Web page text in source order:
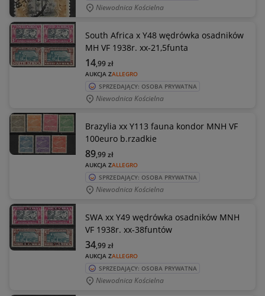
Niewodnica Kościelna
South Africa x Y48 wędrówka osadników
MH VF 1938r. xx-21,5funta
AUKCJA ZALLEGRO
14,99zł
SPRZEDAJĄCY: OSOBA PRYWATNA
Niewodnica Kościelna
Brazylia xx Y113 fauna kondor MNH VF
100euro b.rzadkie
AUKCJA ZALLEGRO
89,99zł
SPRZEDAJĄCY: OSOBA PRYWATNA
Niewodnica Kościelna
SWA xx Y49 wędrówka osadników MNH
VF 1938r. xx-38funtów
AUKCJA ZALLEGRO
34,99zł
SPRZEDAJĄCY: OSOBA PRYWATNA
Niewodnica Kościelna